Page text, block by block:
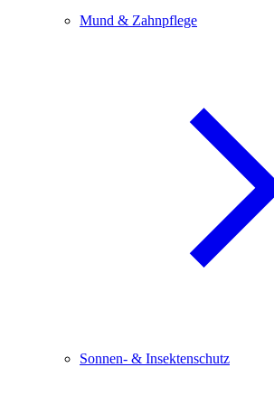
Mund & Zahnpflege
Sonnen- & Insektenschutz